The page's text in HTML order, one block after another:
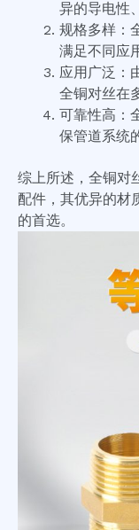
异的导电性
规格多样：
满足不同应
应用广泛：
全铜对丝在
可靠性高：
保管道系统
综上所述，全铜对
配件，其优异的材
的首选。